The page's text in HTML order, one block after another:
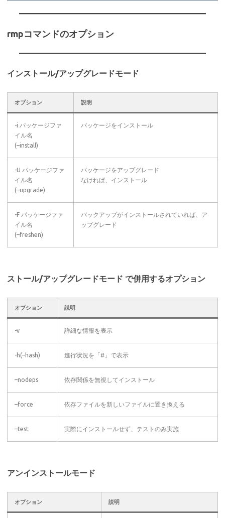
rmpコマンドのオプション
インストール/アップグレードモード
オプション 説明
-i パッケージファ
イル名
(–install)
パッケージをインストール
-U パッケージファ
イル名
(–upgrade)
パッケージをアップグレード
なければ、インストール
-F パッケージファ
イル名
(–freshen)
バックアップがインストールされていれば、ア
ップグレード
ストール/アップグレードモード で併用するオプション
オプション 説明
-v 詳細な情報を表示
-h(–hash) 進行状況を「#」で表示
–nodeps 依存関係を無視してインストール
–force 依存ファイルを新しいファイルに置き換える
–test 実際にインストールせず、テストのみ実施
アンインストールモード
オプション 説明